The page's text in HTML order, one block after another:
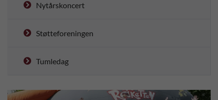
Nytårskoncert
Støtteforeningen
Tumledag